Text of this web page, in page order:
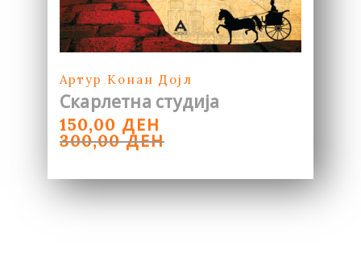
Артур Конан Дојл
Скарлетна студија
300,00ДЕН
ORIGINAL
PRICE
WAS:
150,00 ДЕН
CURRENT
PRICE